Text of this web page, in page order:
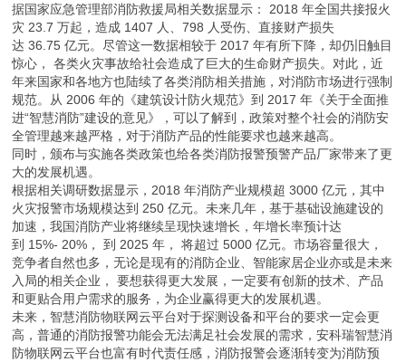
据国家应急管理部消防救援局相关数据显示： 2018 年全国共接报火
灾 23.7 万起，造成 1407 人、798 人受伤、直接财产损失
达 36.75 亿元。尽管这一数据相较于 2017 年有所下降，却仍旧触目
惊心， 各类火灾事故给社会造成了巨大的生命财产损失。对此，近
年来国家和各地方也陆续了各类消防相关措施，对消防市场进行强制
规范。从 2006 年的《建筑设计防火规范》到 2017 年《关于全面推
进“智慧消防”建设的意见》，可以了解到，政策对整个社会的消防安
全管理越来越严格，对于消防产品的性能要求也越来越高。
同时，颁布与实施各类政策也给各类消防报警预警产品厂家带来了更
大的发展机遇。
根据相关调研数据显示，2018 年消防产业规模超 3000 亿元，其中
火灾报警市场规模达到 250 亿元。未来几年，基于基础设施建设的
加速，我国消防产业将继续呈现快速增长，年增长率预计达
到 15%- 20%， 到 2025 年， 将超过 5000 亿元。市场容量很大，
竞争者自然也多，无论是现有的消防企业、智能家居企业亦或是未来
入局的相关企业， 要想获得更大发展，一定要有创新的技术、产品
和更贴合用户需求的服务，为企业赢得更大的发展机遇。
未来，智慧消防物联网云平台对于探测设备和平台的要求一定会更
高，普通的消防报警功能会无法满足社会发展的需求，安科瑞智慧消
防物联网云平台也富有时代责任感，消防报警会逐渐转变为消防预